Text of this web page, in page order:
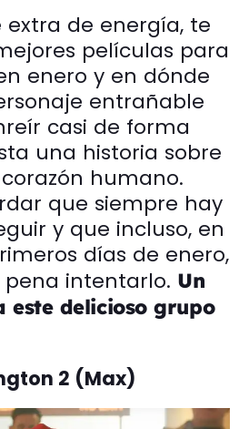
extra de energía, te
películas para
enero y en dónde
entrañable
casi de forma
una historia sobre
humano.
que siempre hay
y que incluso, en
días de enero,
intentarlo. Un
este delicioso grupo
2 (Max)